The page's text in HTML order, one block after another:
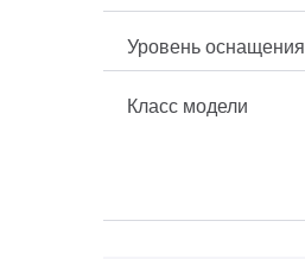
Уровень оснащения
Класс модели